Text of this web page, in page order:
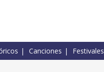
Canciones Festivales